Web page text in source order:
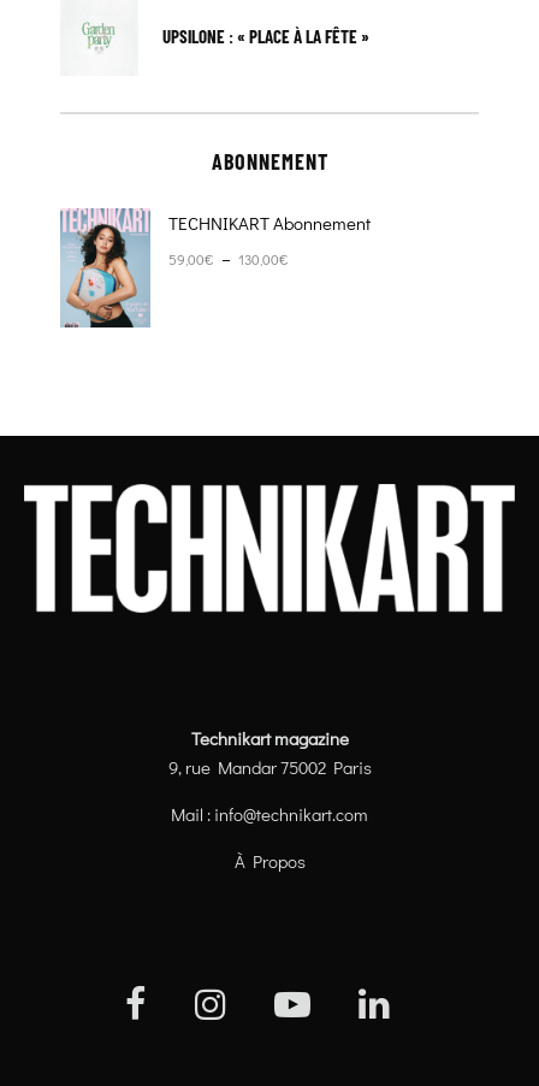
UPSILONE : « PLACE À LA FÊTE »
ABONNEMENT
TECHNIKART Abonnement
59,00€ – 130,00€
Technikart magazine
9, rue Mandar 75002 Paris
Mail : info@technikart.com
À Propos